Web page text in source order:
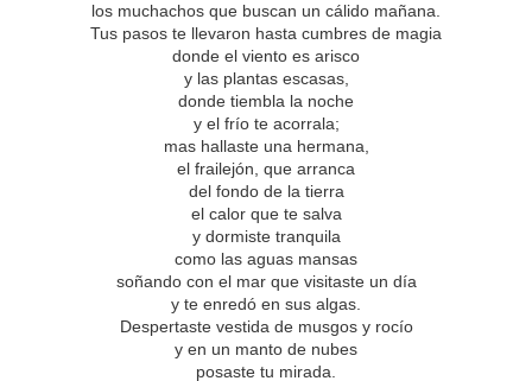
los muchachos que buscan un cálido mañana.
Tus pasos te llevaron hasta cumbres de magia
donde el viento es arisco
y las plantas escasas,
donde tiembla la noche
y el frío te acorrala;
mas hallaste una hermana,
el frailejón, que arranca
del fondo de la tierra
el calor que te salva
y dormiste tranquila
como las aguas mansas
soñando con el mar que visitaste un día
y te enredó en sus algas.
Despertaste vestida de musgos y rocío
y en un manto de nubes
posaste tu mirada.